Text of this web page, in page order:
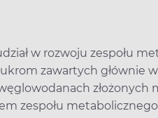
w rozwoju zespołu
zawartych głównie w
złożonych
zespołu